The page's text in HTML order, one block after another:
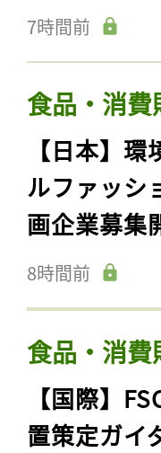
7時間前
食品・消
【日本】
ルファッシ
画企業募集
8時間前
食品・消
【国際】
置策定ガイ